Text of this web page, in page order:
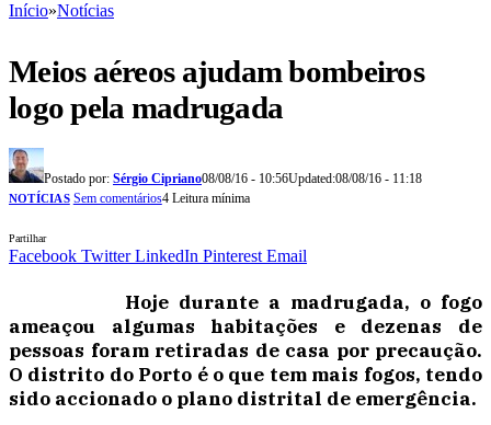
Início»Notícias
Meios aéreos ajudam bombeiros
logo pela madrugada
Postado por: Sérgio Cipriano08/08/16 - 10:56Updated:08/08/16 - 11:18
NOTÍCIAS Sem comentários4 Leitura mínima
Partilhar
Facebook Twitter LinkedIn Pinterest Email
Hoje durante a madrugada, o fogo
ameaçou algumas habitações e dezenas de
pessoas foram retiradas de casa por precaução.
O distrito do Porto é o que tem mais fogos, tendo
sido accionado o plano distrital de emergência.